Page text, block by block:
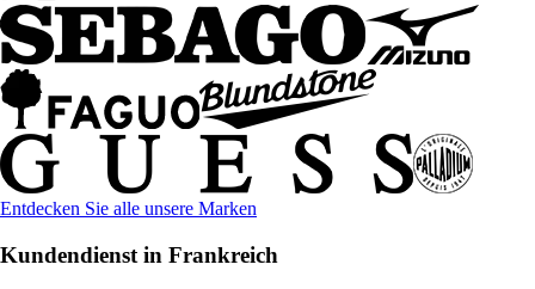
Entdecken Sie alle unsere Marken
Kundendienst in Frankreich